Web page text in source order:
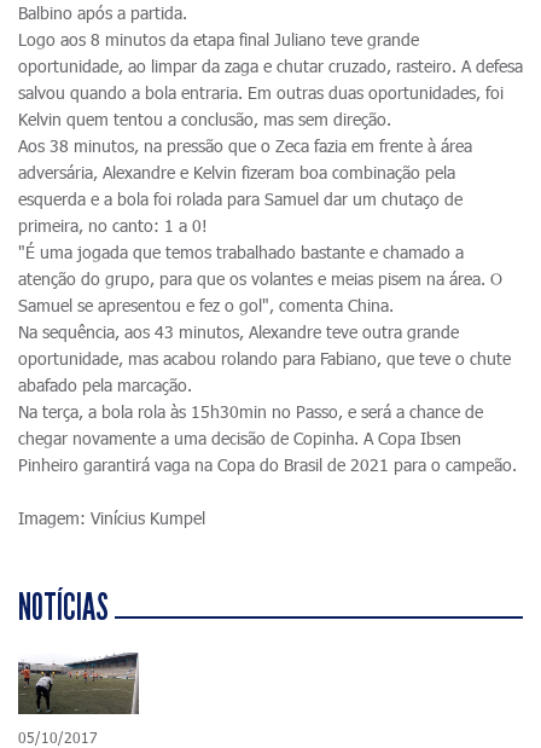
Balbino após a partida.
Logo aos 8 minutos da etapa final Juliano teve grande
oportunidade, ao limpar da zaga e chutar cruzado, rasteiro. A defesa
salvou quando a bola entraria. Em outras duas oportunidades, foi
Kelvin quem tentou a conclusão, mas sem direção.
Aos 38 minutos, na pressão que o Zeca fazia em frente à área
adversária, Alexandre e Kelvin fizeram boa combinação pela
esquerda e a bola foi rolada para Samuel dar um chutaço de
primeira, no canto: 1 a 0!
"É uma jogada que temos trabalhado bastante e chamado a
atenção do grupo, para que os volantes e meias pisem na área. O
Samuel se apresentou e fez o gol", comenta China.
Na sequência, aos 43 minutos, Alexandre teve outra grande
oportunidade, mas acabou rolando para Fabiano, que teve o chute
abafado pela marcação.
Na terça, a bola rola às 15h30min no Passo, e será a chance de
chegar novamente a uma decisão de Copinha. A Copa Ibsen
Pinheiro garantirá vaga na Copa do Brasil de 2021 para o campeão.
Imagem: Vinícius Kumpel
NOTÍCIAS
05/10/2017